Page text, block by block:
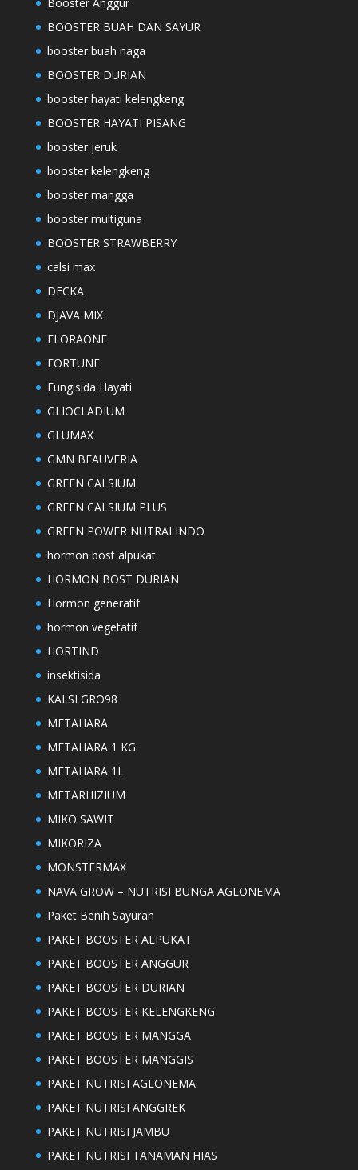
BOOSTER BUAH DAN SAYUR
booster buah naga
BOOSTER DURIAN
booster hayati kelengkeng
BOOSTER HAYATI PISANG
booster jeruk
booster kelengkeng
booster mangga
booster multiguna
BOOSTER STRAWBERRY
calsi max
DECKA
DJAVA MIX
FLORAONE
FORTUNE
Fungisida Hayati
GLIOCLADIUM
GLUMAX
GMN BEAUVERIA
GREEN CALSIUM
GREEN CALSIUM PLUS
GREEN POWER NUTRALINDO
hormon bost alpukat
HORMON BOST DURIAN
Hormon generatif
hormon vegetatif
HORTIND
insektisida
KALSI GRO98
METAHARA
METAHARA 1 KG
METAHARA 1L
METARHIZIUM
MIKO SAWIT
MIKORIZA
MONSTERMAX
NAVA GROW – NUTRISI BUNGA AGLONEMA
Paket Benih Sayuran
PAKET BOOSTER ALPUKAT
PAKET BOOSTER ANGGUR
PAKET BOOSTER DURIAN
PAKET BOOSTER KELENGKENG
PAKET BOOSTER MANGGA
PAKET BOOSTER MANGGIS
PAKET NUTRISI AGLONEMA
PAKET NUTRISI ANGGREK
PAKET NUTRISI JAMBU
PAKET NUTRISI TANAMAN HIAS